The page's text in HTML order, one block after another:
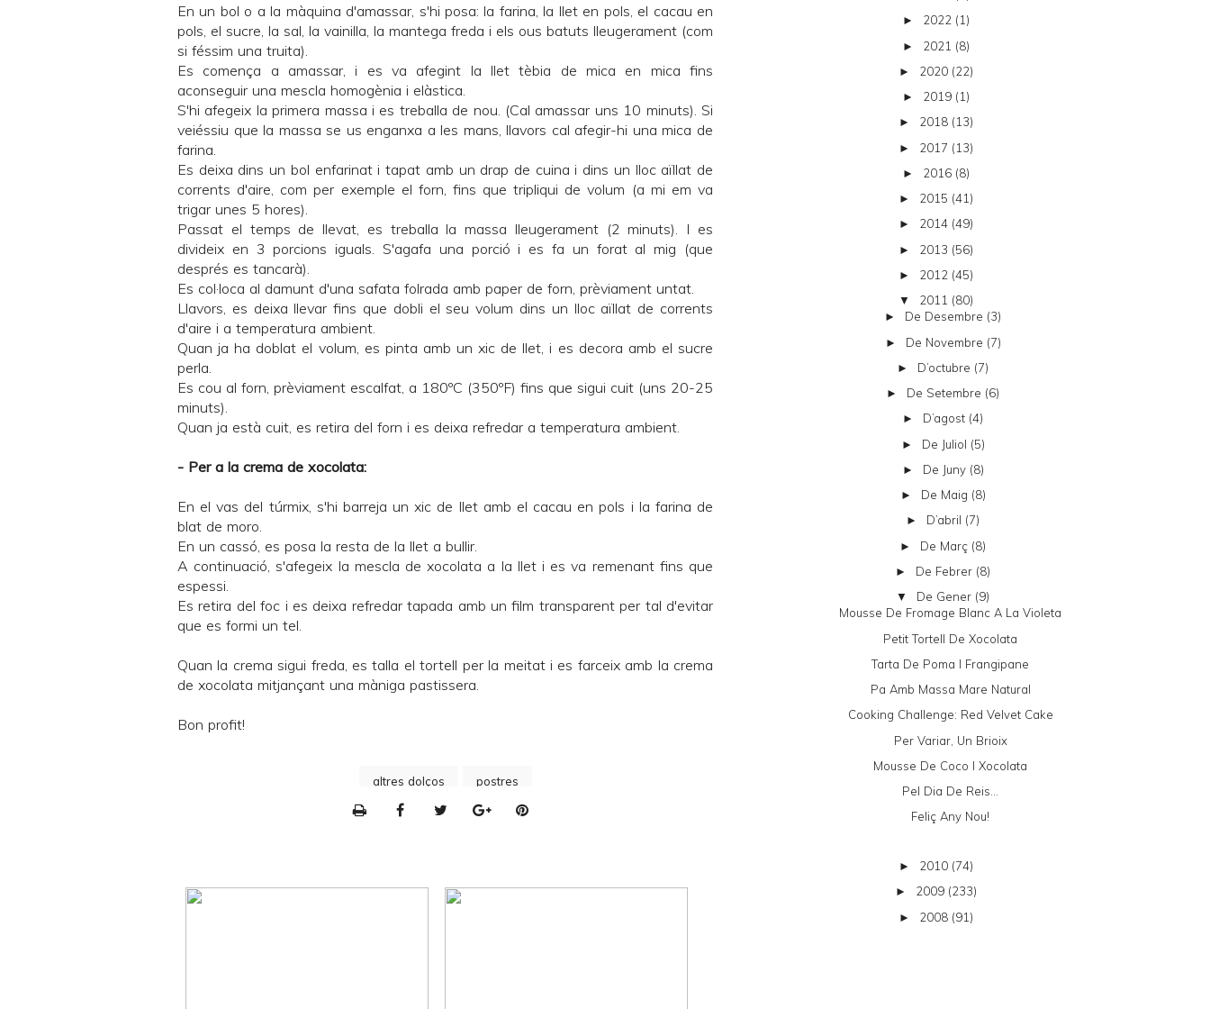
En un bol o a la màquina d'amassar, s'hi posa: la farina, la llet en pols, el cacau en
pols, el sucre, la sal, la vainilla, la mantega freda i els ous batuts lleugerament (com
si féssim una truita).
Es comença a amassar, i es va afegint la llet tèbia de mica en mica fins
aconseguir una mescla homogènia i elàstica.
S'hi afegeix la primera massa i es treballa de nou. (Cal amassar uns 10 minuts). Si
veiéssiu que la massa se us enganxa a les mans, llavors cal afegir-hi una mica de
farina.
Es deixa dins un bol enfarinat i tapat amb un drap de cuina i dins un lloc aïllat de
corrents d'aire, com per exemple el forn, fins que tripliqui de volum (a mi em va
trigar unes 5 hores).
Passat el temps de llevat, es treballa la massa lleugerament (2 minuts). I es
divideix en 3 porcions iguals. S'agafa una porció i es fa un forat al mig (que
després es tancarà).
Es col·loca al damunt d'una safata folrada amb paper de forn, prèviament untat.
Llavors, es deixa llevar fins que dobli el seu volum dins un lloc aïllat de corrents
d'aire i a temperatura ambient.
Quan ja ha doblat el volum, es pinta amb un xic de llet, i es decora amb el sucre
perla.
Es cou al forn, prèviament escalfat, a 180ºC (350ºF) fins que sigui cuit (uns 20-25
minuts).
Quan ja està cuit, es retira del forn i es deixa refredar a temperatura ambient.
- Per a la crema de xocolata:
En el vas del túrmix, s'hi barreja un xic de llet amb el cacau en pols i la farina de
blat de moro.
En un cassó, es posa la resta de la llet a bullir.
A continuació, s'afegeix la mescla de xocolata a la llet i es va remenant fins que
espessi.
Es retira del foc i es deixa refredar tapada amb un film transparent per tal d'evitar
que es formi un tel.
Quan la crema sigui freda, es talla el tortell per la meitat i es farceix amb la crema
de xocolata mitjançant una màniga pastissera.
Bon profit!
altres dolços postres
n
► 2022 (1)
► 2021 (8)
► 2020 (22)
► 2019 (1)
► 2018 (13)
► 2017 (13)
► 2016 (8)
► 2015 (41)
► 2014 (49)
► 2013 (56)
► 2012 (45)
▼ 2011 (80)
► De Desembre (3)
► De Novembre (7)
► D’octubre (7)
► De Setembre (6)
► D’agost (4)
► De Juliol (5)
► De Juny (8)
► De Maig (8)
► D’abril (7)
► De Març (8)
► De Febrer (8)
▼ De Gener (9)
Mousse De Fromage Blanc A La Violeta
Petit Tortell De Xocolata
Tarta De Poma I Frangipane
Pa Amb Massa Mare Natural
Cooking Challenge: Red Velvet Cake
Per Variar, Un Brioix
Mousse De Coco I Xocolata
Pel Dia De Reis...
Feliç Any Nou!
► 2010 (74)
► 2009 (233)
► 2008 (91)